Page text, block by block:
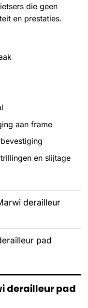
die geen
en prestaties.
aan frame
en slijtage
derailleur
pad
derailleur pad